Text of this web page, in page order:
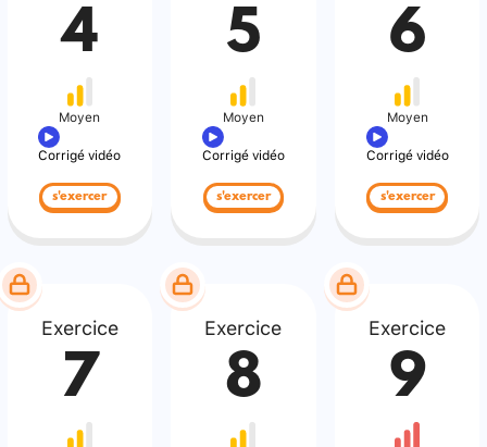
4
Moyen
Corrigé vidéo
s'exercer
5
Moyen
Corrigé vidéo
s'exercer
6
Moyen
Corrigé vidéo
s'exercer
Exercice
7
Exercice
8
Exercice
9